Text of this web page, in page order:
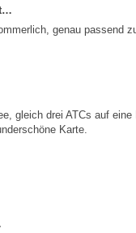
genau passend
gleich drei ATCs auf
Karte.